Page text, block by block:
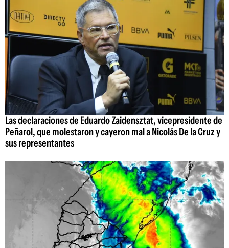
Las declaraciones de Eduardo Zaidensztat, vicepresidente de
Peñarol, que molestaron y cayeron mal a Nicolás De la Cruz y
sus representantes